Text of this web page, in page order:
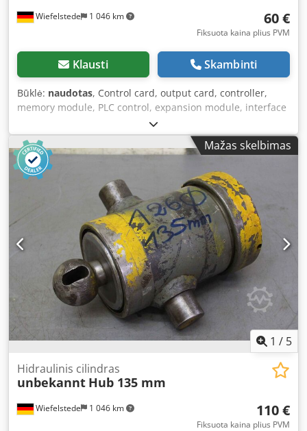
Wiefelstede 1 046 km 60 €
Fiksuota kaina plius PVM
Klausti Skambinti
Būklė: naudotas, Control card, output card, controller,
memory module, PLC control, expansion module, interface
module, analog assembly, analog module, analog output,
interface module, AS-Interface actuator module, AS-
Interface sensor module, AS-Interface sensor/actuator
module, sensor/actuator module, connection, electronic
modules, PLC control, digital input, reserve module -
Manufacturer: Siemens, Simatic S7 Electronic Module ET
200S -Type: 6ES7 135-4GB01-0AB0 Dcjdpfxeh D Alme Ah Rjk
-Quantity: 1x module available -Price: per piece -
Dimensions: 55/15/H80 mm -Weight: 0.1 kg/unit
Mažas skelbimas
1 / 5
Wiefelstede 1 046 km
Hidraulinis cilindras
unbekannt Hub 135 mm
110 €
Fiksuota kaina plius PVM